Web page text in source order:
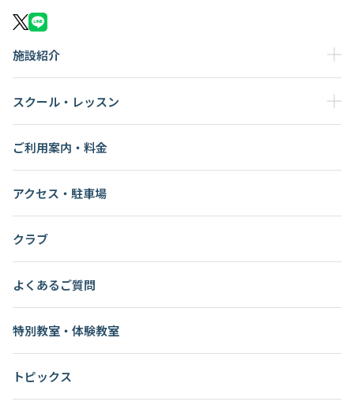
施設紹介
スクール・レッスン
ご利用案内・料金
アクセス・駐車場
クラブ
よくあるご質問
特別教室・体験教室
トピックス